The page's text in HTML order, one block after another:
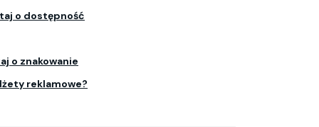
o dostępność
o znakowanie
reklamowe?